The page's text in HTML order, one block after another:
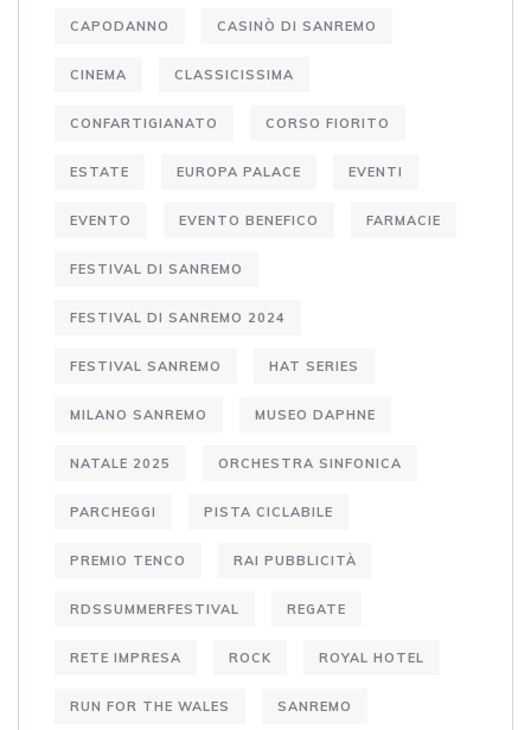
CAPODANNO CASINÒ DI SANREMO
CINEMA CLASSICISSIMA
CONFARTIGIANATO CORSO FIORITO
ESTATE EUROPA PALACE EVENTI
EVENTO EVENTO BENEFICO FARMACIE
FESTIVAL DI SANREMO
FESTIVAL DI SANREMO 2024
FESTIVAL SANREMO HAT SERIES
MILANO SANREMO MUSEO DAPHNE
NATALE 2025 ORCHESTRA SINFONICA
PARCHEGGI PISTA CICLABILE
PREMIO TENCO RAI PUBBLICITÀ
RDSSUMMERFESTIVAL REGATE
RETE IMPRESA ROCK ROYAL HOTEL
RUN FOR THE WALES SANREMO